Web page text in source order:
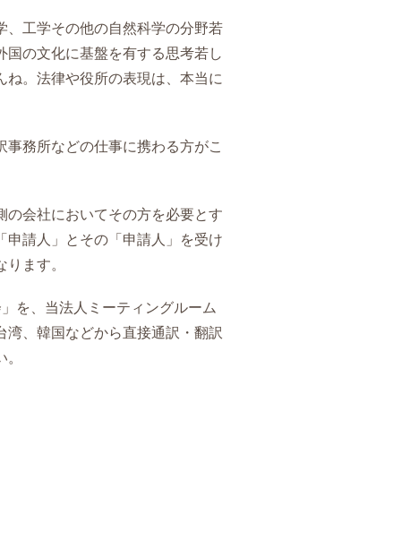
、工学その他の自然科学の分野若
の文化に基盤を有する思考若し
ね。法律や役所の表現は、本当に
務所などの仕事に携わる方がこ
会社においてその方を必要とす
申請人」とその「申請人」を受け
ます。
を、当法人ミーティングルーム
、韓国などから直接通訳・翻訳